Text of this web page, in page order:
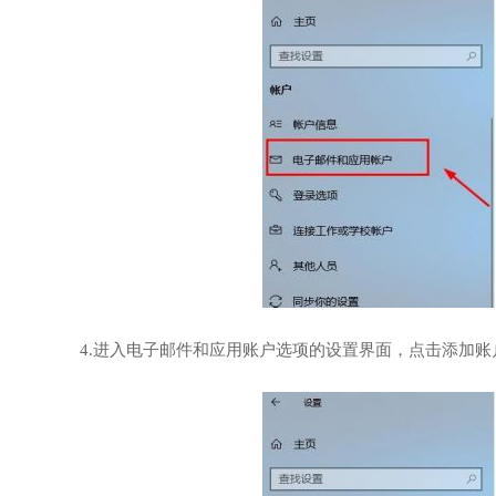
4.进入电子邮件和应用账户选项的设置界面，点击添加账